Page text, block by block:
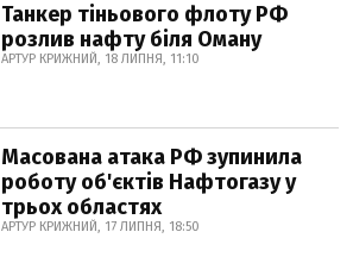
Танкер тіньового флоту РФ
розлив нафту біля Оману
АРТУР КРИЖНИЙ, 18 ЛИПНЯ, 11:10
Масована атака РФ зупинила
роботу об'єктів Нафтогазу у
трьох областях
АРТУР КРИЖНИЙ, 17 ЛИПНЯ, 18:50